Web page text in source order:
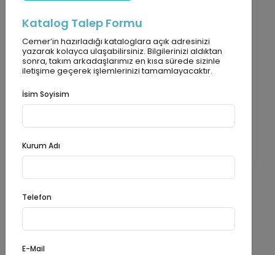
SatışSonrası
Cemer, üretim ve satış sonrası destekle
profesyonel hizmet sunar. Ömür Boyu Servis
Garantisi ile tüm ürünler metal etiketle donatılır,
ÜrüneBakış
Ürün özellikleri, çevreye uyumu ve farklı kullanım
Katalog Talep Formu
Cemer’in hazırladığı kataloglara açık adresinizi
yazarak kolayca ulaşabilirsiniz. Bilgilerinizi aldıktan
sonra, takım arkadaşlarımız en kısa sürede sizinle
iletişime geçerek işlemlerinizi tamamlayacaktır.
İsim Soyisim
Kurum Adı
Telefon
E-Mail